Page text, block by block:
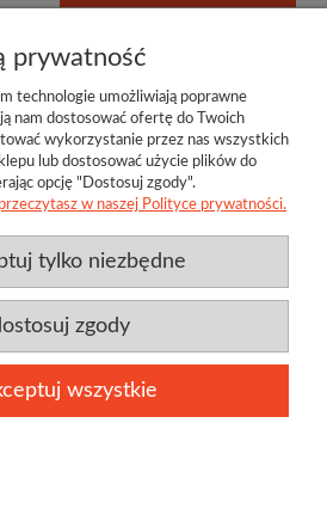
Twój koszyk
prywatność
technologie umożliwiają poprawne
nam dostosować ofertę do Twoich
wykorzystanie przez nas wszystkich
lub dostosować użycie plików do
opcję "Dostosuj zgody".
w naszej Polityce prywatności.
tylko niezbędne
zgody
wszystkie